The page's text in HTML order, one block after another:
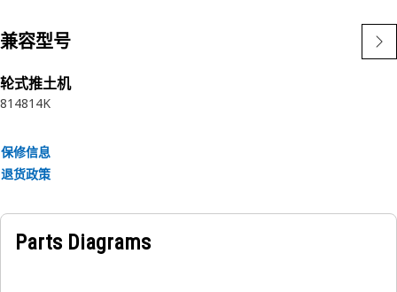
兼容型号
轮式推土机
814814K
保修信息
退货政策
Parts Diagrams